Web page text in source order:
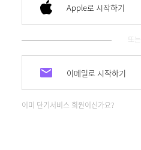
Apple로 시작하기
또는
이메일로 시작하기
이미 단기서비스 회원이신가요?